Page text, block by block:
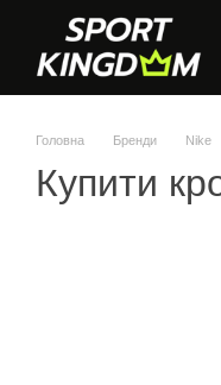
Перейти до основного
Головна Бренди Nike
Купити